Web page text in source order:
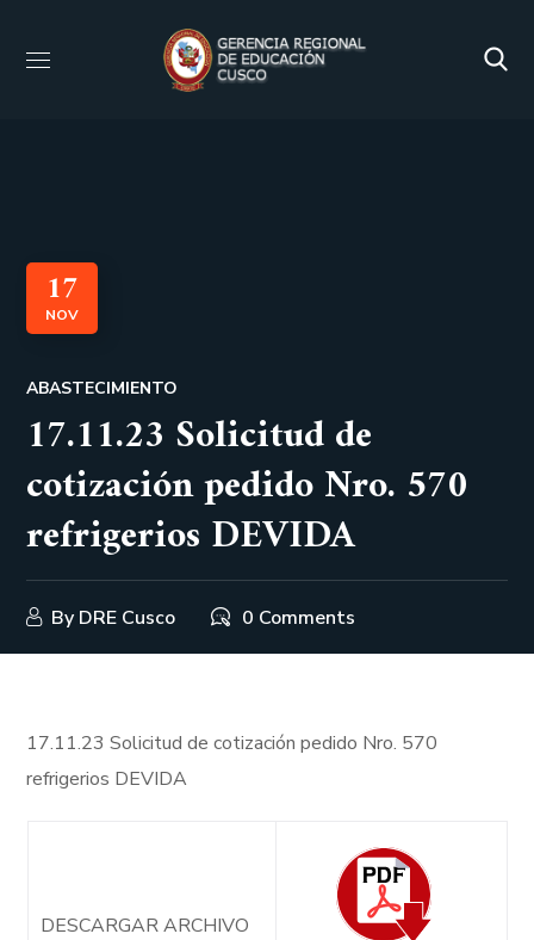
17
NOV
ABASTECIMIENTO
17.11.23 Solicitud de
cotización pedido Nro. 570
refrigerios DEVIDA
By DRE Cusco 0 Comments
17.11.23 Solicitud de cotización pedido Nro. 570
refrigerios DEVIDA
DESCARGAR ARCHIVO